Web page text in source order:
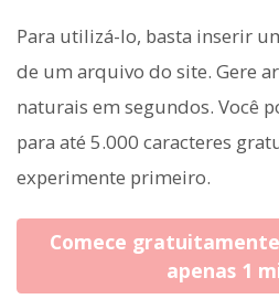
Para utilizá-lo, basta inserir
de um arquivo do site. Gere
naturais em segundos. Você
para até 5.000 caracteres
experimente primeiro.
Comece
apenas 1